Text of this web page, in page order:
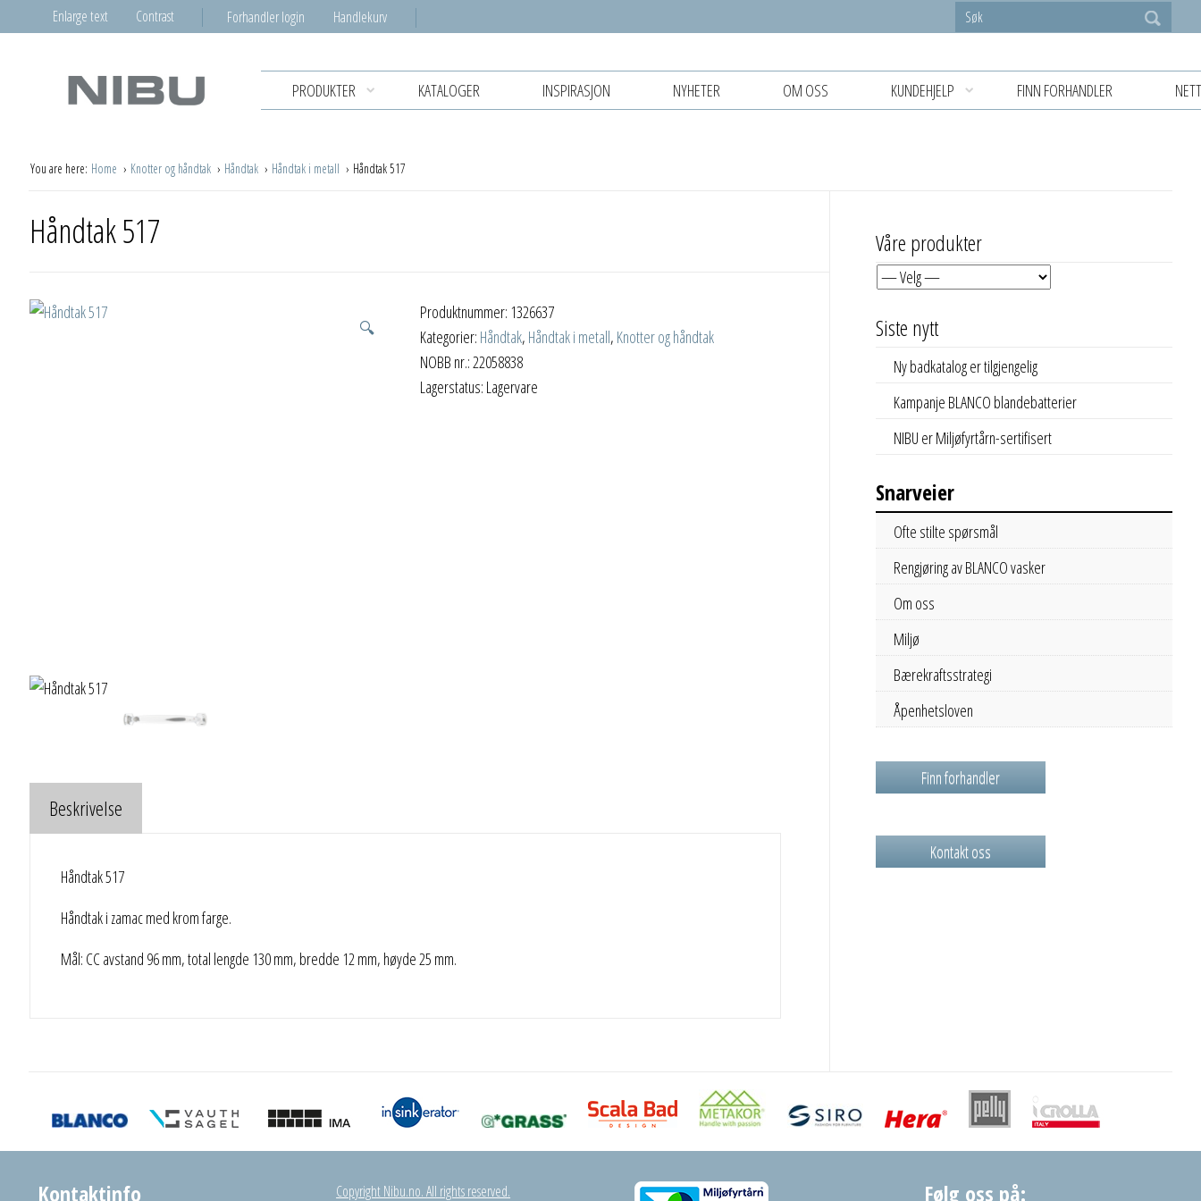
Enlarge text Contrast Forhandler login Handlekurv
PRODUKTER KATALOGER INSPIRASJON NYHETER OM OSS KUNDEHJELP FINN FORHANDLER
You are here: Home Knotter og håndtak Håndtak Håndtak i metall Håndtak 517
Håndtak 517
🔍
Produktnummer: 1326637
Kategorier: Håndtak, Håndtak i metall, Knotter og håndtak
NOBB nr.: 22058838
Lagerstatus: Lagervare
Beskrivelse
Håndtak 517
Håndtak i zamac med krom farge.
Mål: CC avstand 96 mm, total lengde 130 mm, bredde 12 mm, høyde 25 mm.
Våre produkter
Siste nytt
Ny badkatalog er tilgjengelig
Kampanje BLANCO blandebatterier
NIBU er Miljøfyrtårn-sertifisert
Snarveier
Ofte stilte spørsmål
Rengjøring av BLANCO vasker
Om oss
Miljø
Bærekraftsstrategi
Åpenhetsloven
Finn forhandler
Kontakt oss
Kontaktinfo Copyright Nibu.no. All rights reserved. Følg oss på: